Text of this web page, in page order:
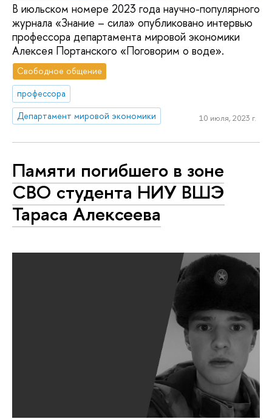
В июльском номере 2023 года научно-популярного
журнала «Знание – сила» опубликовано интервью
профессора департамента мировой экономики
Алексея Портанского «Поговорим о воде».
Свободное общение
профессора
Департамент мировой экономики
10 июля, 2023 г.
Памяти погибшего в зоне
СВО студента НИУ ВШЭ
Тараса Алексеева